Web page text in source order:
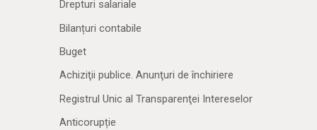
Drepturi salariale
Bilanțuri contabile
Buget
Achiziţii publice. Anunţuri de închiriere
Registrul Unic al Transparenţei Intereselor
Anticorupție